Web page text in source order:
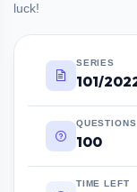
luck!
SERIES
QUESTIONS
100
TIME LEFT